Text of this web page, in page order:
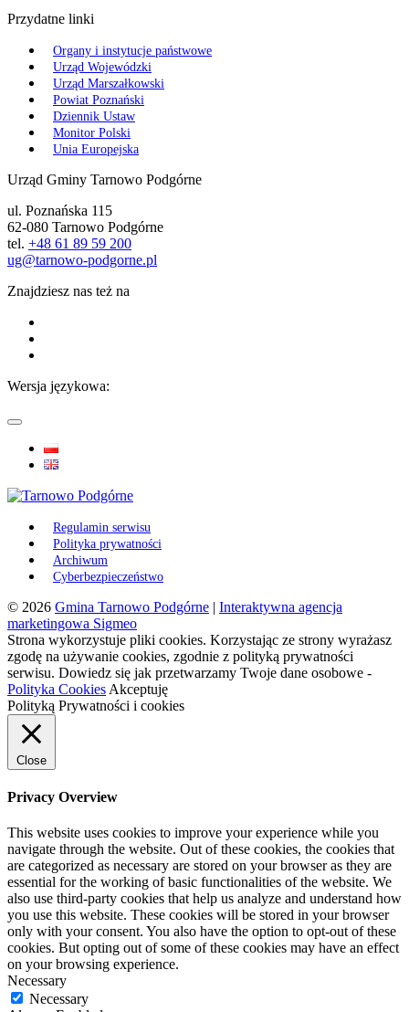
Przydatne linki
Organy i instytucje państwowe
Urząd Wojewódzki
Urząd Marszałkowski
Powiat Poznański
Dziennik Ustaw
Monitor Polski
Unia Europejska
Urząd Gminy Tarnowo Podgórne
ul. Poznańska 115
62-080 Tarnowo Podgórne
tel. +48 61 89 59 200
ug@tarnowo-podgorne.pl
Znajdziesz nas też na
Wersja językowa:
Regulamin serwisu
Polityka prywatności
Archiwum
Cyberbezpieczeństwo
© 2026 Gmina Tarnowo Podgórne | Interaktywna agencja
marketingowa Sigmeo
Strona wykorzystuje pliki cookies. Korzystając ze strony wyrażasz
zgodę na używanie cookies, zgodnie z polityką prywatności
serwisu. Dowiedz się jak przetwarzamy Twoje dane osobowe -
Polityka Cookies Akceptuję
Polityką Prywatności i cookies
Close
Privacy Overview
This website uses cookies to improve your experience while you
navigate through the website. Out of these cookies, the cookies that
are categorized as necessary are stored on your browser as they are
essential for the working of basic functionalities of the website. We
also use third-party cookies that help us analyze and understand how
you use this website. These cookies will be stored in your browser
only with your consent. You also have the option to opt-out of these
cookies. But opting out of some of these cookies may have an effect
on your browsing experience.
Necessary
Necessary